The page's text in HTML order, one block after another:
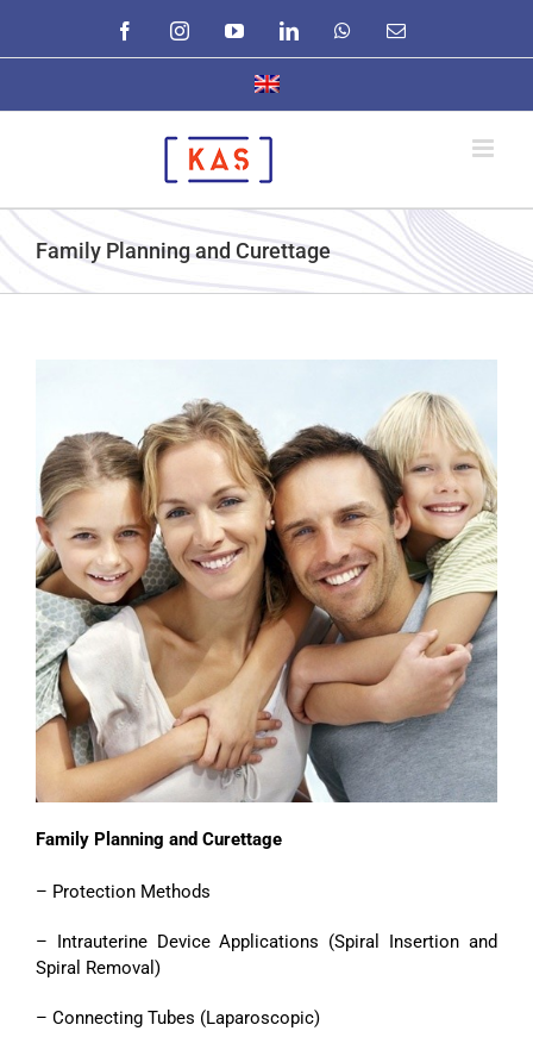
content
FacebookInstagramYouTubeLinkedInWhatsAppEmail
Family Planning and Curettage
Family Planning and Curettage
– Protection Methods
– Intrauterine Device Applications (Spiral Insertion and
Spiral Removal)
– Connecting Tubes (Laparoscopic)